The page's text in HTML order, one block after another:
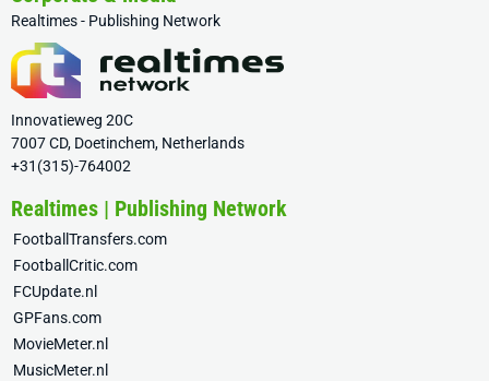
Realtimes - Publishing Network
Innovatieweg 20C
7007 CD, Doetinchem, Netherlands
+31(315)-764002
Realtimes | Publishing Network
FootballTransfers.com
FootballCritic.com
FCUpdate.nl
GPFans.com
MovieMeter.nl
MusicMeter.nl